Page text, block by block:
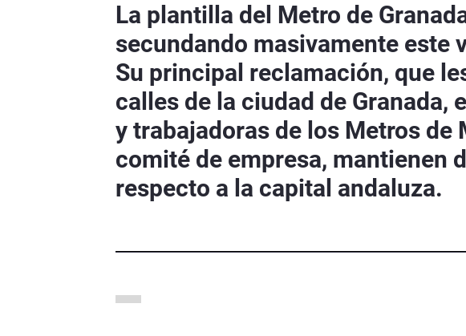
La plantilla del Metro de
secundando masivamente este
Su principal reclamación, que
calles de la ciudad de
y trabajadoras de los Metros de
comité de empresa, mantienen
respecto a la capital andaluza.